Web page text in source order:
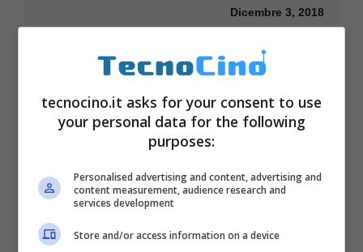
Dicembre 3, 2018
tecnocino.it asks for your consent to use
your personal data for the following
purposes:
Personalised advertising and content, advertising and
content measurement, audience research and
services development
Store and/or access information on a device